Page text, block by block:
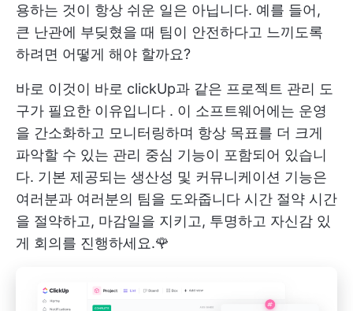
용하는 것이 항상 쉬운 일은 아닙니다. 예를 들어,
큰 난관에 부딪혔을 때 팀이 안전하다고 느끼도록
하려면 어떻게 해야 할까요?
바로 이것이 바로 clickUp과 같은 프로젝트 관리 도
구가 필요한 이유입니다 . 이 소프트웨어에는 운영
을 간소화하고 모니터링하며 항상 목표를 더 크게
파악할 수 있는 관리 중심 기능이 포함되어 있습니
다. 기본 제공되는 생산성 및 커뮤니케이션 기능은
여러분과 여러분의 팀을 도와줍니다 시간 절약 시간
을 절약하고, 마감일을 지키고, 투명하고 자신감 있
게 회의를 진행하세요.🌹